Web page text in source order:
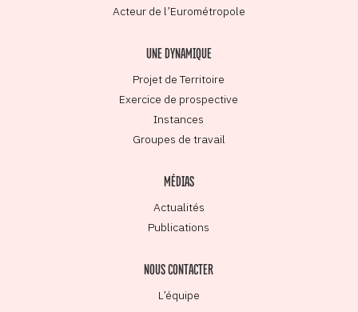
Acteur de l’Eurométropole
UNE DYNAMIQUE
Projet de Territoire
Exercice de prospective
Instances
Groupes de travail
MÉDIAS
Actualités
Publications
NOUS CONTACTER
L’équipe